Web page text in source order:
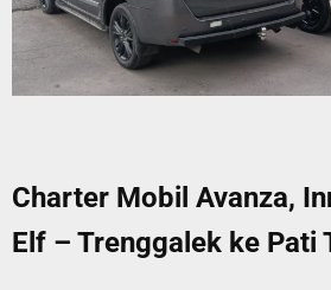
Charter Mobil Avanza,
Elf – Trenggalek ke Pati